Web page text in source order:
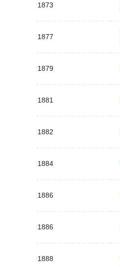
1873
1877
1879
1881
1882
1884
1886
1886
1888